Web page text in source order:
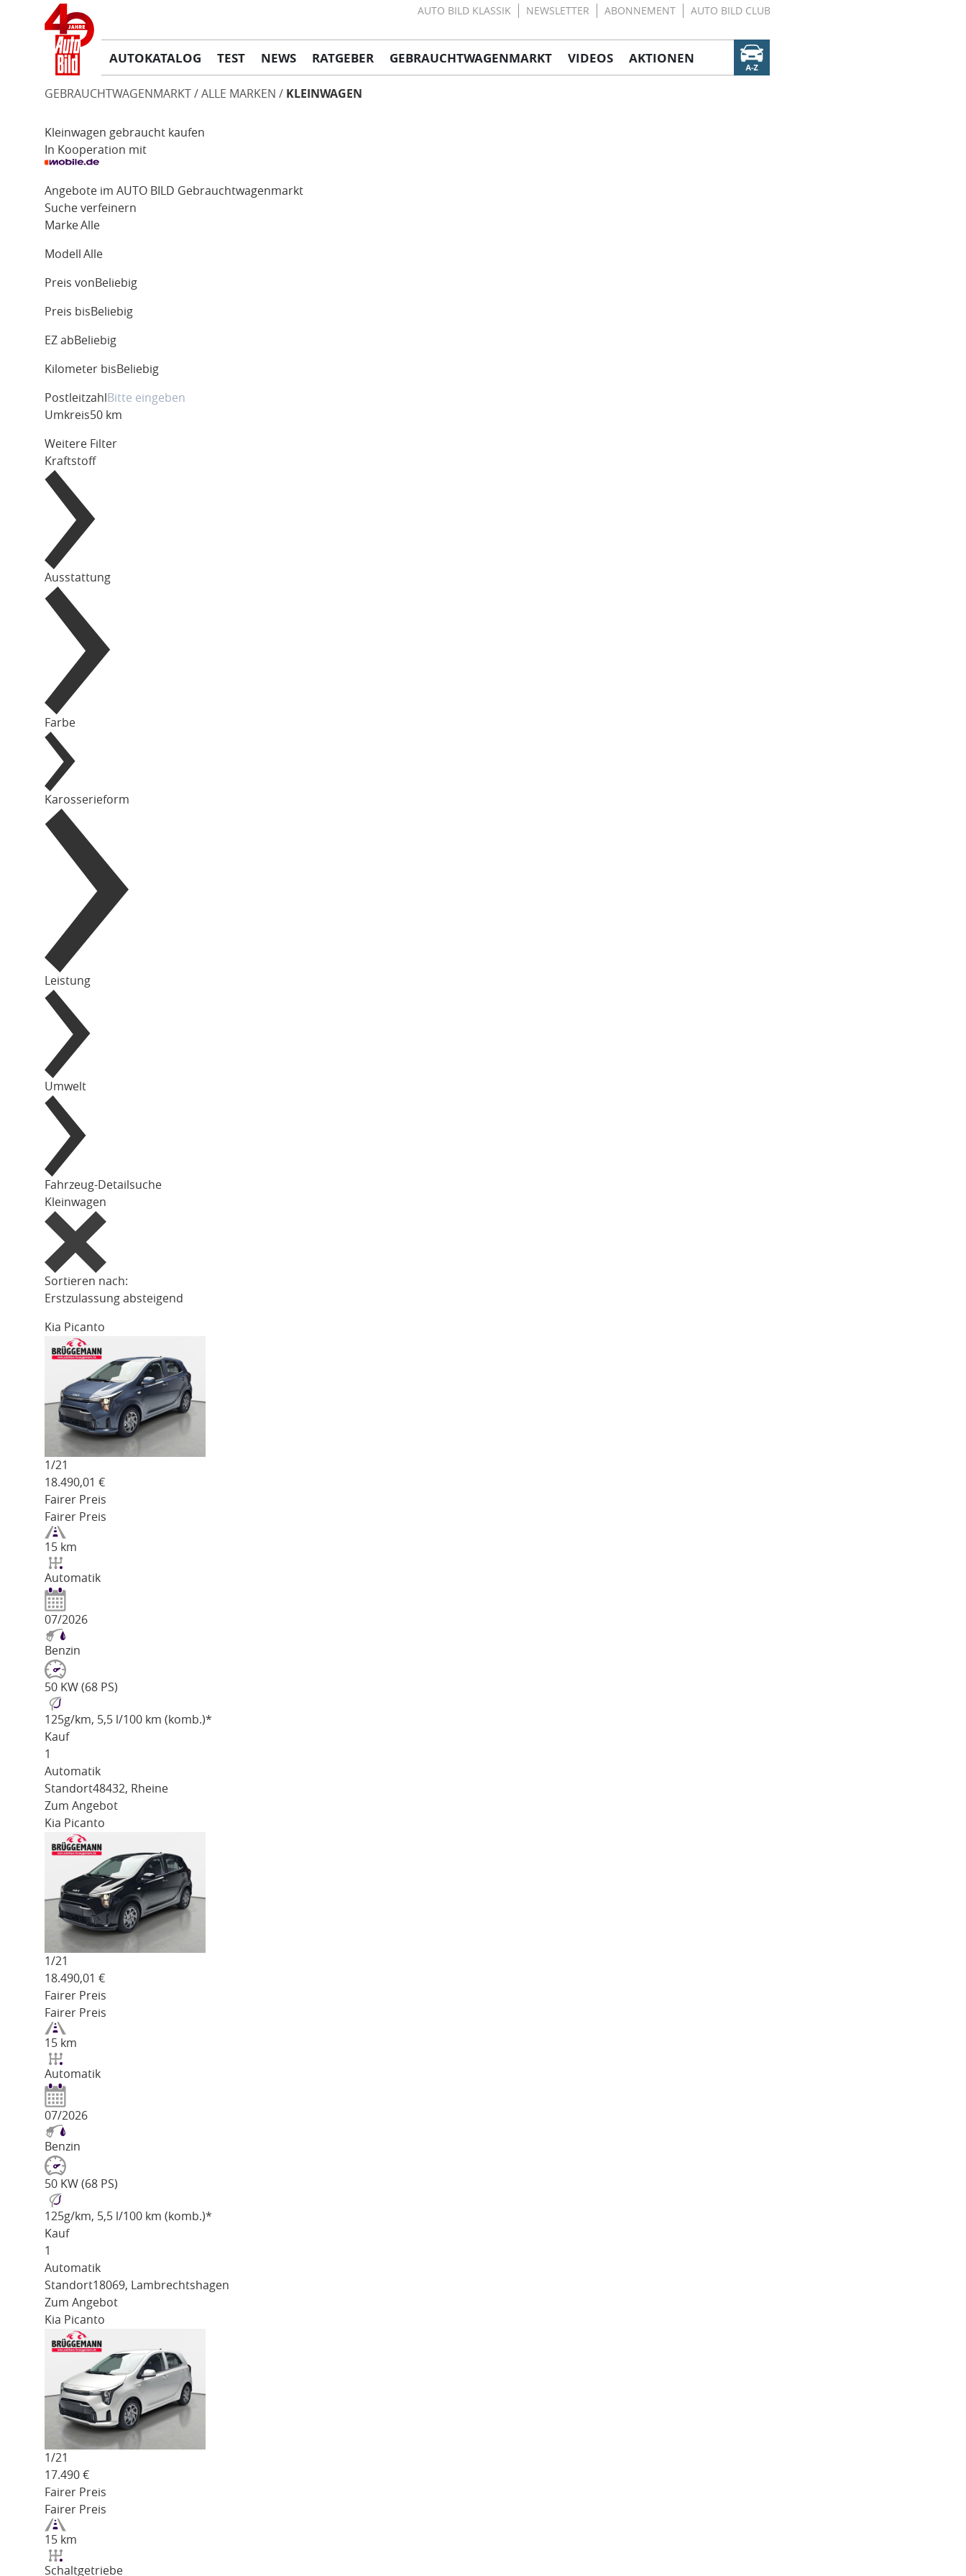
AUTO BILD KLASSIK NEWSLETTER ABONNEMENT AUTO BILD CLUB
AUTOKATALOG TEST NEWS RATGEBER GEBRAUCHTWAGENMARKT VIDEOS AKTIONEN
GEBRAUCHTWAGENMARKT ALLE MARKEN KLEINWAGEN
Kleinwagen gebraucht kaufen
In Kooperation mit
Angebote im AUTO BILD Gebrauchtwagenmarkt
Suche verfeinern
MarkeAlle
Modell Alle
Preis von Beliebig
Preis bis Beliebig
EZ ab Beliebig
Kilometer bis Beliebig
Postleitzahl
Umkreis50 km
Weitere Filter
Kraftstoff
Ausstattung
Farbe
Karosserieform
Leistung
Umwelt
Fahrzeug-Detailsuche
Kleinwagen
Sortieren nach:
Erstzulassung absteigend
Kia Picanto
1/21
18.490,01 €
Fairer Preis
Fairer Preis
15 km
Automatik
07/2026
Benzin
50 KW (68 PS)
125g/km, 5,5 l/100 km (komb.)*
Kauf
1
Automatik
Standort48432, Rheine
Zum Angebot
Kia Picanto
1/21
18.490,01 €
Fairer Preis
Fairer Preis
15 km
Automatik
07/2026
Benzin
50 KW (68 PS)
125g/km, 5,5 l/100 km (komb.)*
Kauf
1
Automatik
Standort18069, Lambrechtshagen
Zum Angebot
Kia Picanto
1/21
17.490 €
Fairer Preis
Fairer Preis
15 km
Schaltgetriebe